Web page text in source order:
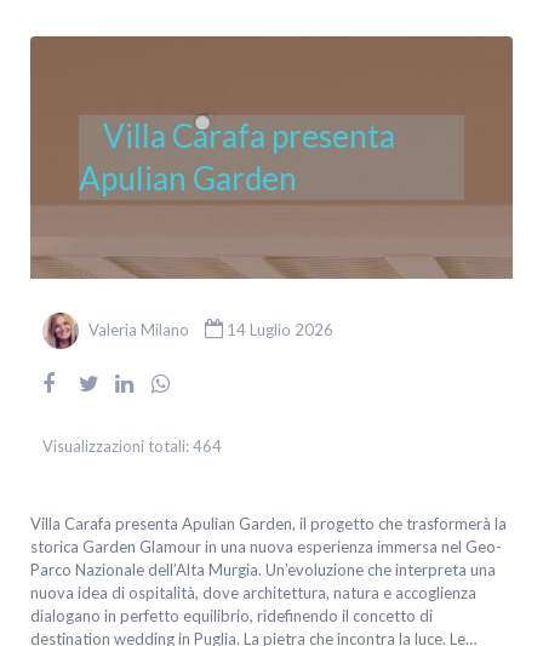
Villa Carafa presenta
Apulian Garden
Valeria Milano 14 Luglio 2026
Visualizzazioni totali:464
Villa Carafa presenta Apulian Garden, il progetto che trasformerà la
storica Garden Glamour in una nuova esperienza immersa nel Geo-
Parco Nazionale dell’Alta Murgia. Un’evoluzione che interpreta una
nuova idea di ospitalità, dove architettura, natura e accoglienza
dialogano in perfetto equilibrio, ridefinendo il concetto di
destination wedding in Puglia. La pietra che incontra la luce. Le…